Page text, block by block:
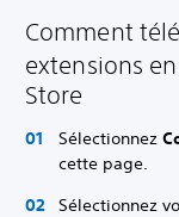
Comment
extensions
Store
Sélectionnez
cette page.
Sélectionnez